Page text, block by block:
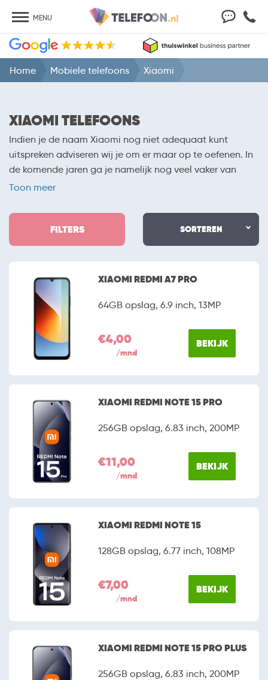
MENU
Home Mobiele telefoons Xiaomi
XIAOMI TELEFOONS
Indien je de naam Xiaomi nog niet adequaat kunt
uitspreken adviseren wij je om er maar op te oefenen. In
de komende jaren ga je namelijk nog veel vaker van
deze fabrikant horen. De van oorsprong Chinese
allerhande producten. Je kunt onder meer voor laptops,
tablets en telefoons bij het bedrijf aankloppen. Hierbij
hoef je nooit bang te zijn dat je teveel betaalt. Xiaomi
telefoons zijn namelijk altijd voorzien van een
uitstekende prijs-kwaliteitsverhouding. Alhoewel de
fabrikant officieel nog niet in Nederland actief is, is het
niet moeilijk om een exemplaar te bemachtigen. Onder
meer Belsimpel en mobiel.nl hebben het merk
bijvoorbeeld al opgenomen in hun assortiment.
Toon meer
SORTEREN
FILTERS
XIAOMI REDMI A7 PRO
64GB opslag, 6.9 inch, 13MP
€4,00
/mnd
BEKIJK
XIAOMI REDMI NOTE 15 PRO
256GB opslag, 6.83 inch, 200MP
€11,00
/mnd
BEKIJK
XIAOMI REDMI NOTE 15
128GB opslag, 6.77 inch, 108MP
€7,00
/mnd
BEKIJK
XIAOMI REDMI NOTE 15 PRO PLUS
256GB opslag, 6.83 inch, 200MP